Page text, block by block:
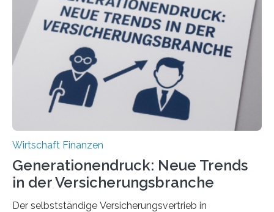
Wirtschaft Finanzen
Generationendruck: Neue Trends
in der Versicherungsbranche
Der selbstständige Versicherungsvertrieb in